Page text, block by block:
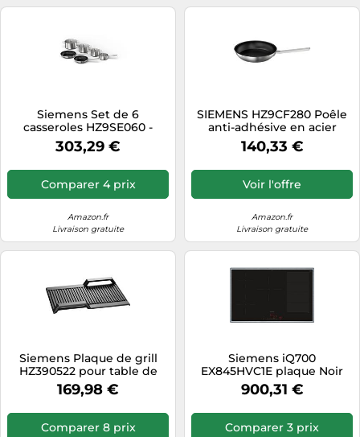
Siemens Set de 6
casseroles HZ9SE060 -
Qualité supérieure,
compatible induction
303,29 €
Comparer 4 prix
Amazon.fr
Livraison gratuite
SIEMENS HZ9CF280 Poêle
anti-adhésive en acier
inoxydable pour plaques à
induction, électriques et à
de la chaleur, passe au four
jusqu'à 220 °C
140,33 €
Voir l'offre
Amazon.fr
Livraison gratuite
Siemens Plaque de grill
HZ390522 pour table de
cuisson FlexInduction
169,98 €
Comparer 8 prix
Siemens iQ700
EX845HVC1E plaque Noir
Intégré 80 cm 5 zone(s)
900,31 €
Comparer 3 prix